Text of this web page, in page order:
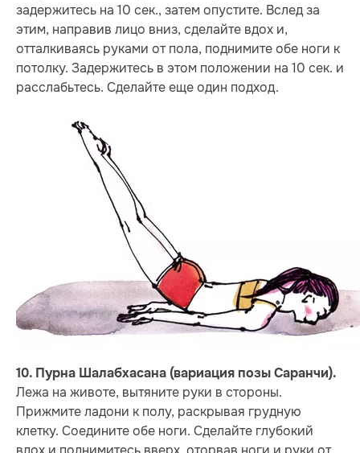
задержитесь на 10 сек., затем опустите. Вслед за
этим, направив лицо вниз, сделайте вдох и,
отталкиваясь руками от пола, поднимите обе ноги к
потолку. Задержитесь в этом положении на 10 сек. и
расслабьтесь. Сделайте еще один подход.
10. Пурна Шалабхасана (вариация позы Саранчи).
Лежа на животе, вытяните руки в стороны.
Прижмите ладони к полу, раскрывая грудную
клетку. Соедините обе ноги. Сделайте глубокий